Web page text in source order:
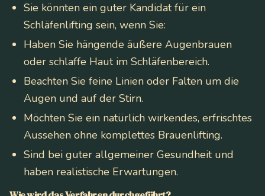
Sie könnten ein guter Kandidat für ein
Schläfenlifting sein, wenn Sie:
Haben Sie hängende äußere Augenbrauen
oder schlaffe Haut im Schläfenbereich.
Beachten Sie feine Linien oder Falten um die
Augen und auf der Stirn.
Möchten Sie ein natürlich wirkendes, erfrischtes
Aussehen ohne komplettes Brauenlifting.
Sind bei guter allgemeiner Gesundheit und
haben realistische Erwartungen.